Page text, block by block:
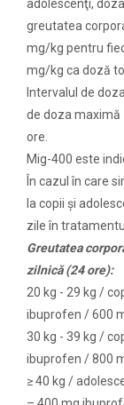
adolescenţi,
greutatea
mg/kg pentru
mg/kg ca doză
Intervalul de
de doza maximă
ore.
Mig-400 este
În cazul în care
la copii și
zile în
Greutatea
zilnică (24 ore):
20 kg - 29 kg /
ibuprofen / 600
30 kg - 39 kg /
ibuprofen / 800
≥ 40 kg /